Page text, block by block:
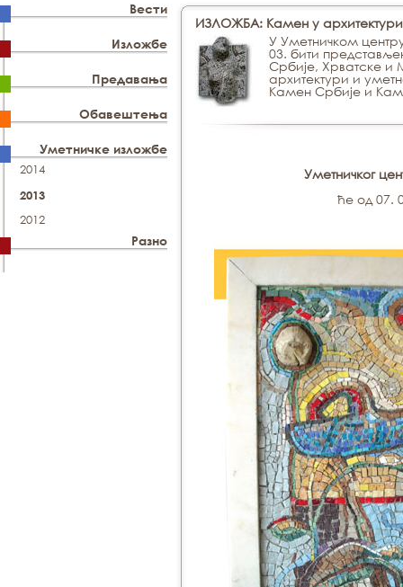
Вести
Изложбе
Предавања
Обавештења
Уметничке изложбе
2014
2013
2012
Разно
ИЗЛОЖБА: Камен у
У Уметничком
03. бити
Србије, Хрватске и
архитектури и
Камен Србије и
Уметничког
ће од 07.